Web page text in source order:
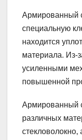
Армированный
специальную
находится
материала. Из-
усиленными
повышенной
Армированный
различных